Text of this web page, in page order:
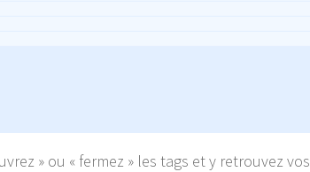
» ou « fermez » les tags et y retrouvez vos